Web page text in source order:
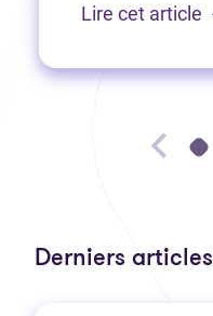
Lire cet article
Derniers articles